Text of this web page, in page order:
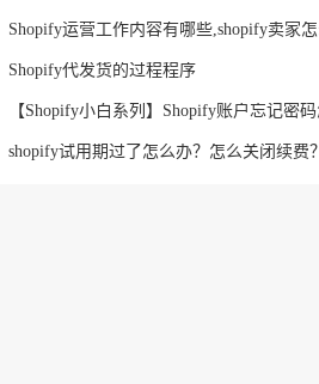
Shopify代发货的过程程序
shopify试用期过了怎么办？怎么关闭续费？